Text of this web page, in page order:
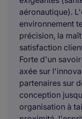
aéronautique).
environnement
précision, la
satisfaction
Forte d'un
axée sur
partenaires sur
conception
organisation à